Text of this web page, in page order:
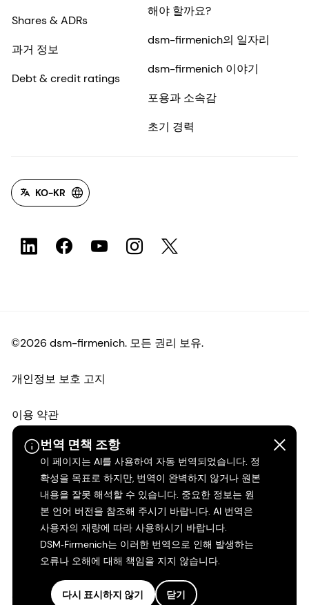
번역 면책 조항
이 페이지는 AI를 사용하여 자동 번역되었습니다. 정
확성을 목표로 하지만, 번역이 완벽하지 않거나 원본
내용을 잘못 해석할 수 있습니다. 중요한 정보는 원
본 언어 버전을 참조해 주시기 바랍니다. AI 번역은
사용자의 재량에 따라 사용하시기 바랍니다.
DSM‑Firmenich는 이러한 번역으로 인해 발생하는
오류나 오해에 대해 책임을 지지 않습니다.
다시 표시하지 않기 닫기
Shares & ADRs
과거 정보
Debt & credit ratings
해야 할까요?
dsm-firmenich의 일자리
dsm-firmenich 이야기
포용과 소속감
초기 경력
KO-KR
©2026 dsm-firmenich. 모든 권리 보유.
개인정보 보호 고지
이용 약관
약관
캘리포니아 투명성
접근성 성명서
법적 정보
사이트 맵